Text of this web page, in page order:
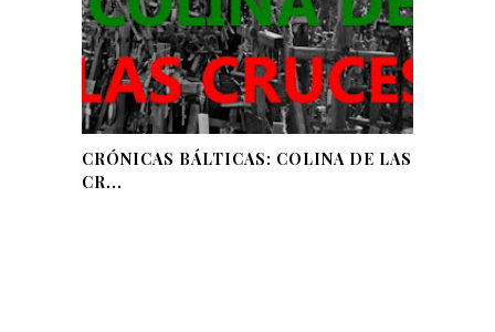
CRÓNICAS BÁLTICAS: COLINA DE LAS
CR...